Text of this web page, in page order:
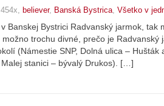
believer, Banská Bystrica, Všetko v
Banskej Bystrici Radvanský jarmok, tak
trochu divné, prečo je Radvanský
(Námestie SNP, Dolná ulica – Hušták
stanici – bývalý Drukos). […]